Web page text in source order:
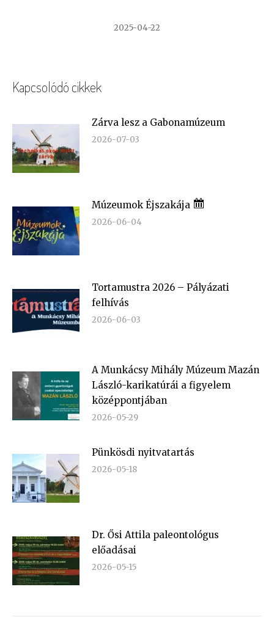
2025-04-22
Kapcsolódó cikkek
Zárva lesz a Gabonamúzeum
2026-07-03
Múzeumok Éjszakája
2026-06-04
Tortamustra 2026 – Pályázati
felhívás
2026-06-03
A Munkácsy Mihály Múzeum Mazán
László-karikatúrái a figyelem
középpontjában
2026-05-29
Pünkösdi nyitvatartás
2026-05-18
Dr. Ősi Attila paleontológus
előadásai
2026-05-15